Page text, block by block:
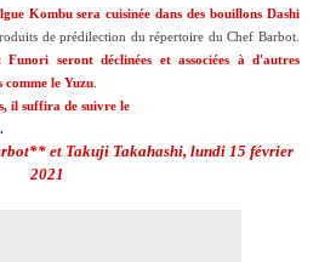
Kombu sera cuisinée dans des bouillons Dashi
de prédilection du répertoire du Chef Barbot.
seront déclinées et associées à d'autres
comme le Yuzu
il suffira de suivre le
.
et Takuji Takahashi, lundi 15 février
2021